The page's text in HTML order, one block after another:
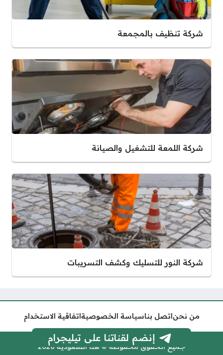
شركة تنظيف بالمجمعة
شركة اللمعة للتشغيل والصيانة
شركة النور للتسليك وكشف التسريبات
من نحناتصل بناسياسة الخصوصيةاتفاقية الاستخدام
جميع الحقوق محفوظة © هنا السعودية 2026
إنضم لقناتنا على تيليجرام